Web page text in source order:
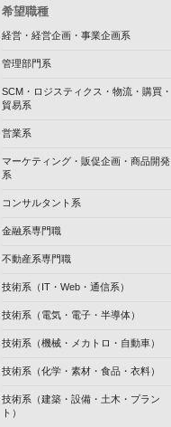
希望職種
経営・経営企画・事業企画系
管理部門系
SCM・ロジスティクス・物流・購買・
貿易系
営業系
マーケティング・販促企画・商品開発
系
コンサルタント系
金融系専門職
不動産系専門職
技術系（IT・Web・通信系）
技術系（電気・電子・半導体）
技術系（機械・メカトロ・自動車）
技術系（化学・素材・食品・衣料）
技術系（建築・設備・土木・プラン
ト）